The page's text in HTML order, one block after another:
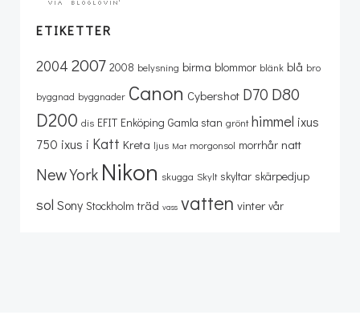
ETIKETTER
2004 2007 2008 belysning birma blommor blänk blå bro
byggnad byggnader Canon Cybershot D70 D80
D200 dis EFIT Enköping Gamla stan grönt himmel ixus
750 ixus i Katt Kreta ljus Mat morgonsol morrhår natt
New York Nikon skugga Skylt skyltar skärpedjup
sol Sony Stockholm träd vass vatten vinter vår